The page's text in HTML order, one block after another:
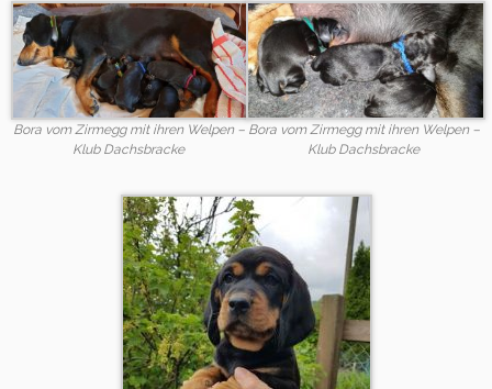
Bora vom Zirmegg mit ihren Welpen –
Klub Dachsbracke
Bora vom Zirmegg mit ihren Welpen –
Klub Dachsbracke